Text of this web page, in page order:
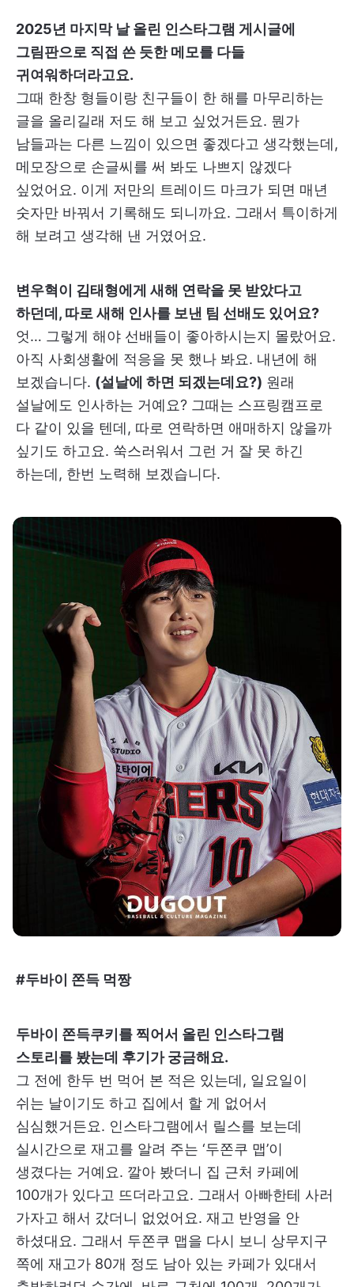
2025년 마지막 날 올린 인스타그램 게시글에
그림판으로 직접 쓴 듯한 메모를 다들
귀여워하더라고요.
그때 한창 형들이랑 친구들이 한 해를 마무리하는
글을 올리길래 저도 해 보고 싶었거든요. 뭔가
남들과는 다른 느낌이 있으면 좋겠다고 생각했는데,
메모장으로 손글씨를 써 봐도 나쁘지 않겠다
싶었어요. 이게 저만의 트레이드 마크가 되면 매년
숫자만 바꿔서 기록해도 되니까요. 그래서 특이하게
해 보려고 생각해 낸 거였어요.
변우혁이 김태형에게 새해 연락을 못 받았다고
하던데, 따로 새해 인사를 보낸 팀 선배도 있어요?
엇… 그렇게 해야 선배들이 좋아하시는지 몰랐어요.
아직 사회생활에 적응을 못 했나 봐요. 내년에 해
보겠습니다. (설날에 하면 되겠는데요?) 원래
설날에도 인사하는 거예요? 그때는 스프링캠프로
다 같이 있을 텐데, 따로 연락하면 애매하지 않을까
싶기도 하고요. 쑥스러워서 그런 거 잘 못 하긴
하는데, 한번 노력해 보겠습니다.
#두바이 쫀득 먹짱
두바이 쫀득쿠키를 찍어서 올린 인스타그램
스토리를 봤는데 후기가 궁금해요.
그 전에 한두 번 먹어 본 적은 있는데, 일요일이
쉬는 날이기도 하고 집에서 할 게 없어서
심심했거든요. 인스타그램에서 릴스를 보는데
실시간으로 재고를 알려 주는 ‘두쫀쿠 맵’이
생겼다는 거예요. 깔아 봤더니 집 근처 카페에
100개가 있다고 뜨더라고요. 그래서 아빠한테 사러
가자고 해서 갔더니 없었어요. 재고 반영을 안
하셨대요. 그래서 두쫀쿠 맵을 다시 보니 상무지구
쪽에 재고가 80개 정도 남아 있는 카페가 있대서